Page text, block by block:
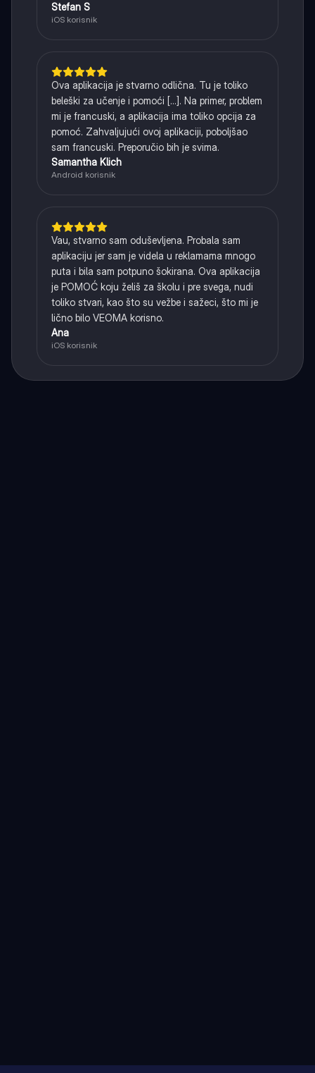
Stefan S
iOS korisnik
Ova aplikacija je stvarno odlična. Tu je toliko
beleški za učenje i pomoći [...]. Na primer, problem
mi je francuski, a aplikacija ima toliko opcija za
pomoć. Zahvaljujući ovoj aplikaciji, poboljšao
sam francuski. Preporučio bih je svima.
Samantha Klich
Android korisnik
Vau, stvarno sam oduševljena. Probala sam
aplikaciju jer sam je videla u reklamama mnogo
puta i bila sam potpuno šokirana. Ova aplikacija
je POMOĆ koju želiš za školu i pre svega, nudi
toliko stvari, kao što su vežbe i sažeci, što mi je
lično bilo VEOMA korisno.
Ana
iOS korisnik